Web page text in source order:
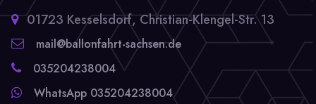
gewählt
werden
01723 Kesselsdorf, Christian-Klengel-Str. 13
mail@ballonfahrt-sachsen.de
035204238004
WhatsApp 035204238004